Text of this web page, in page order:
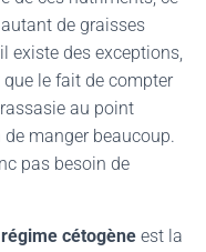
de graisses
existe des exceptions,
le fait de compter
au point
de manger beaucoup.
pas besoin de
cétogène est la